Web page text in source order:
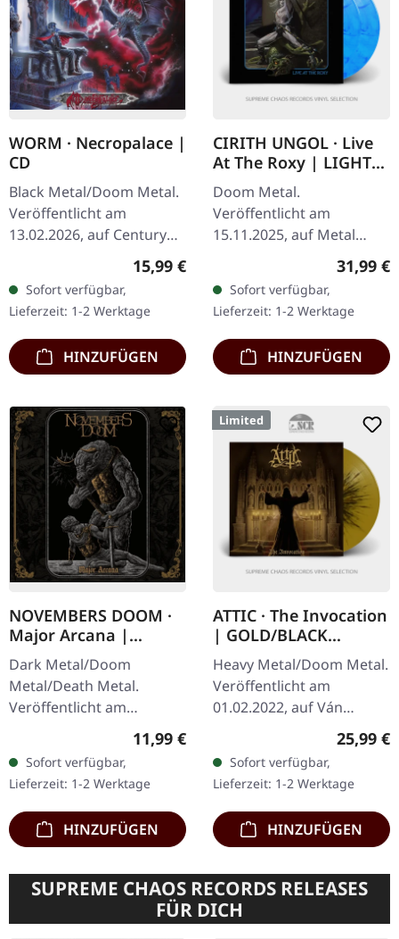
WORM · Necropalace |
CD
Black Metal/Doom Metal.
Veröffentlicht am
13.02.2026, auf Century
Media Records. Standard
„Necropalace" ist eine
duestere,…
Regulärer Preis:
15,99 €
Sofort verfügbar,
Lieferzeit: 1-2 Werktage
HINZUFÜGEN
CIRITH UNGOL · Live
At The Roxy | LIGHT
BLUE MARBLED
2LP+DVD
Doom Metal.
Veröffentlicht am
15.11.2025, auf Metal
marmoriertes Doppel-
Vinyl im Gatefold-Cover.
Enthält Poster,…
31,99 €
Sofort verfügbar,
Lieferzeit: 1-2 Werktage
HINZUFÜGEN
NOVEMBERS DOOM ·
Major Arcana |
DIGIPAK CD
Dark Metal/Doom
Metal/Death Metal.
Veröffentlicht am
19.09.2025, auf Prophecy
Productions. CD im 4-
seitigen DigPak mit 12-
seitigem Booklet. Nach…
Regulärer Preis:
11,99 €
Sofort verfügbar,
Lieferzeit: 1-2 Werktage
HINZUFÜGEN
Limited
ATTIC · The Invocation
| GOLD/BLACK
SPLATTER LP
Heavy Metal/Doom Metal.
Veröffentlicht am
01.02.2022, auf Ván
Records. Gold/Schwarz
Splatter Vinyl im Gatefold-
Cover mit UV-Lack-
Highlights,…
25,99 €
Sofort verfügbar,
Lieferzeit: 1-2 Werktage
HINZUFÜGEN
SUPREME CHAOS RECORDS RELEASES
FÜR DICH